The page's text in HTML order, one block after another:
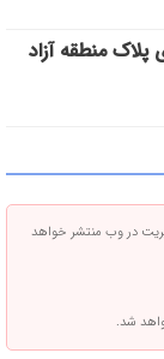
پلاک منطقه آزاد
در وب منتشر خواهد
شد.